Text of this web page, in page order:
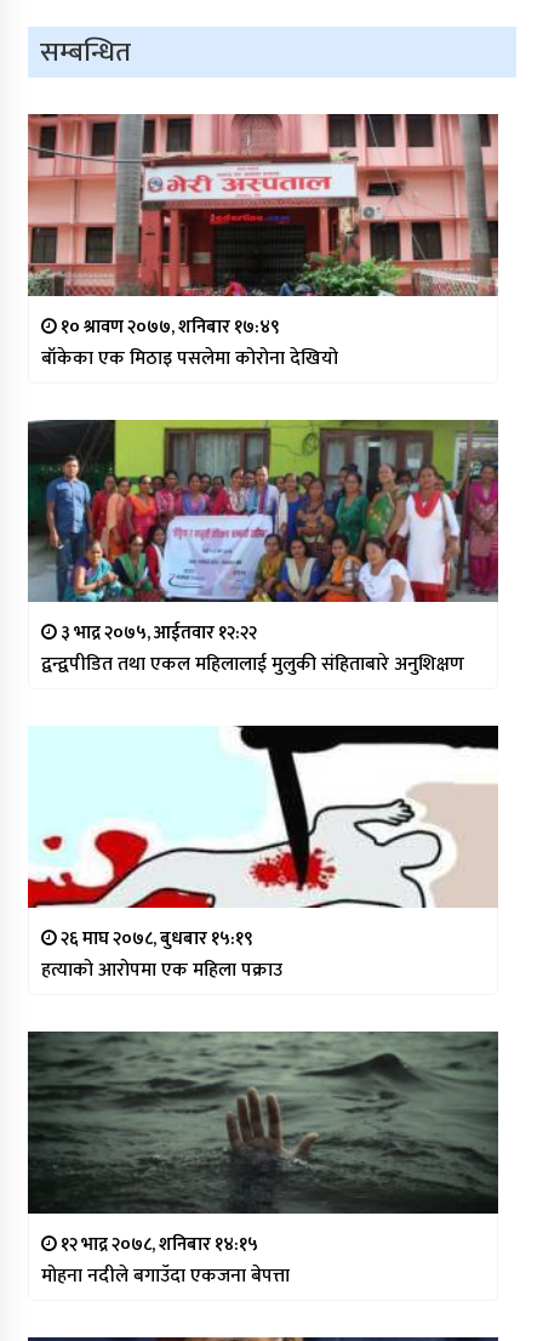
सम्बन्धित
१० श्रावण २०७७, शनिबार १७:४९
बाँकेका एक मिठाइ पसलेमा कोरोना देखियो
३ भाद्र २०७५, आईतवार १२:२२
द्वन्द्वपीडित तथा एकल महिलालाई मुलुकी संहिताबारे अनुशिक्षण
२६ माघ २०७८, बुधबार १५:१९
हत्याको आरोपमा एक महिला पक्राउ
१२ भाद्र २०७८, शनिबार १४:१५
मोहना नदीले बगाउँदा एकजना बेपत्ता